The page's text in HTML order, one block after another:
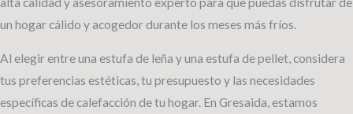
un hogar cálido y acogedor durante los meses más fríos.
Al elegir entre una estufa de leña y una estufa de pellet, considera
tus preferencias estéticas, tu presupuesto y las necesidades
específicas de calefacción de tu hogar. En Gresaida, estamos